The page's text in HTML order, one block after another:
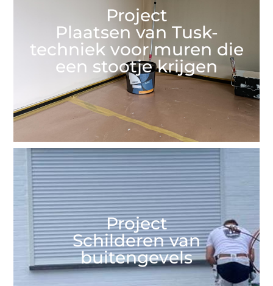
Project
Plaatsen van Tusk-
techniek voor muren die
een stootje krijgen
Project
Schilderen van
buitengevels